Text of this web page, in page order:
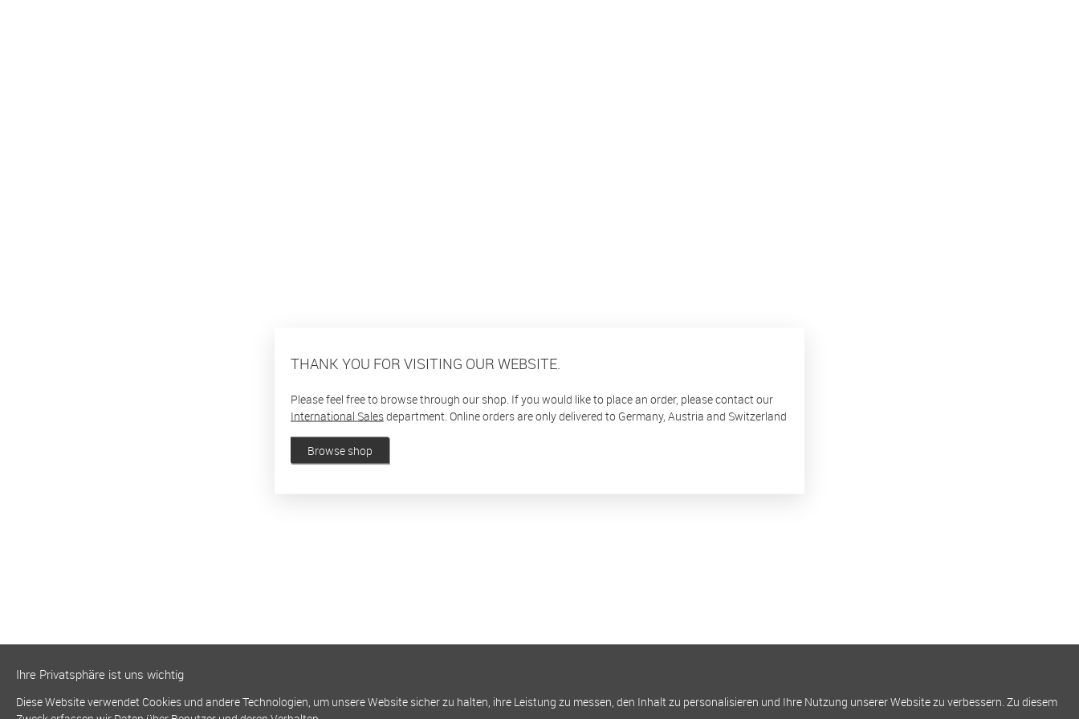
THANK YOU FOR VISITING OUR WEBSITE.
Please feel free to browse through our shop. If you would like to place an order, please contact our
International Salesdepartment. Online orders are only delivered to Germany, Austria and Switzerland
Browse shop
Ihre Privatsphäre ist uns wichtig
Diese Website verwendet Cookies und andere Technologien, um unsere Website sicher zu halten, ihre Leistung zu messen, den Inhalt zu personalisieren und Ihre Nutzung unserer Website zu verbessern. Zu diesem